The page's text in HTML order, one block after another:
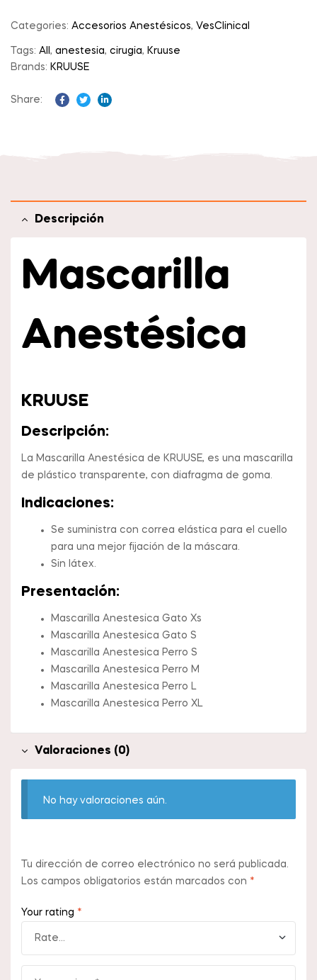
Categories: Accesorios Anestésicos, VesClinical
Tags: All , anestesia, cirugia, Kruuse
Brands: KRUUSE
Share:
Descripción
Mascarilla
Anestésica
KRUUSE
Descripción:
La Mascarilla Anestésica de KRUUSE, es una mascarilla
de plástico transparente, con diafragma de goma.
Indicaciones:
Se suministra con correa elástica para el cuello
para una mejor fijación de la máscara.
Sin látex.
Presentación:
Mascarilla Anestesica Gato Xs
Mascarilla Anestesica Gato S
Mascarilla Anestesica Perro S
Mascarilla Anestesica Perro M
Mascarilla Anestesica Perro L
Mascarilla Anestesica Perro XL
Valoraciones (0)
No hay valoraciones aún.
Tu dirección de correo electrónico no será publicada.
Los campos obligatorios están marcados con *
Your rating *